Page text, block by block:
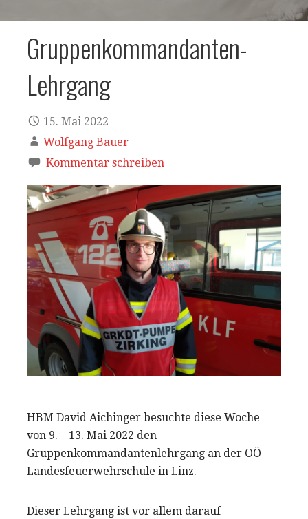
Gruppenkommandanten-
Lehrgang
15. Mai 2022
Wolfgang Bauer
Kommentar schreiben
HBM David Aichinger besuchte diese Woche
von 9. – 13. Mai 2022 den
Gruppenkommandantenlehrgang an der OÖ
Landesfeuerwehrschule in Linz.
Dieser Lehrgang ist vor allem darauf